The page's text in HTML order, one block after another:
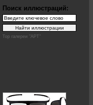
Поиск иллюстраций:
Top галереи "АРТ"